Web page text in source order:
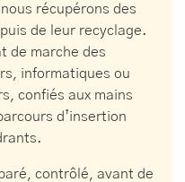
récupérons des
de leur recyclage.
de marche des
informatiques ou
confiés aux mains
d’insertion
contrôlé, avant de